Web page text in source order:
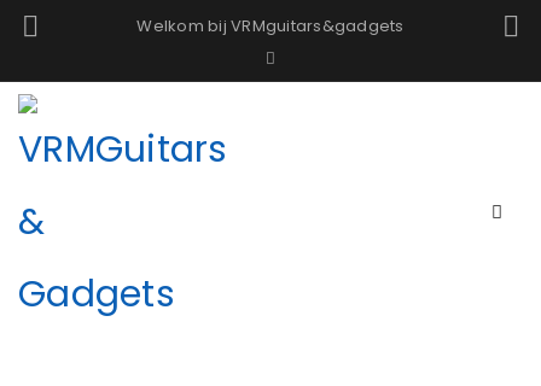
Welkom bij VRMguitars&gadgets